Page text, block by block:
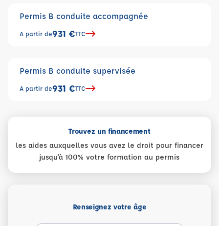
Permis B conduite accompagnée
A partir de931 €TTC
Permis B conduite supervisée
A partir de931 €TTC
Trouvez un financement
les aides auxquelles vous avez le droit pour financer
jusqu'à 100% votre formation au permis
Renseignez votre âge